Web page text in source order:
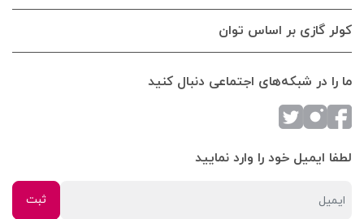
کولر گازی بر اساس توان
ما را در شبکه‌های اجتماعی دنبال کنید
لطفا ایمیل خود را وارد نمایید